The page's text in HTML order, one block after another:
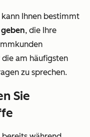
kann Ihnen bestimmt
, die Ihre
die am häufigsten
zu sprechen.
Sie